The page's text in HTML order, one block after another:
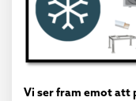
Vi ser fram emot att